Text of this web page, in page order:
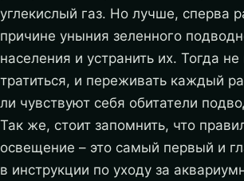
углекислый газ. Но лучше, сперва
причине уныния зеленного
населения и устранить их. Тогда не
тратиться, и переживать каждый
ли чувствуют себя обитатели
Так же, стоит запомнить, что
освещение – это самый первый и
в инструкции по уходу за